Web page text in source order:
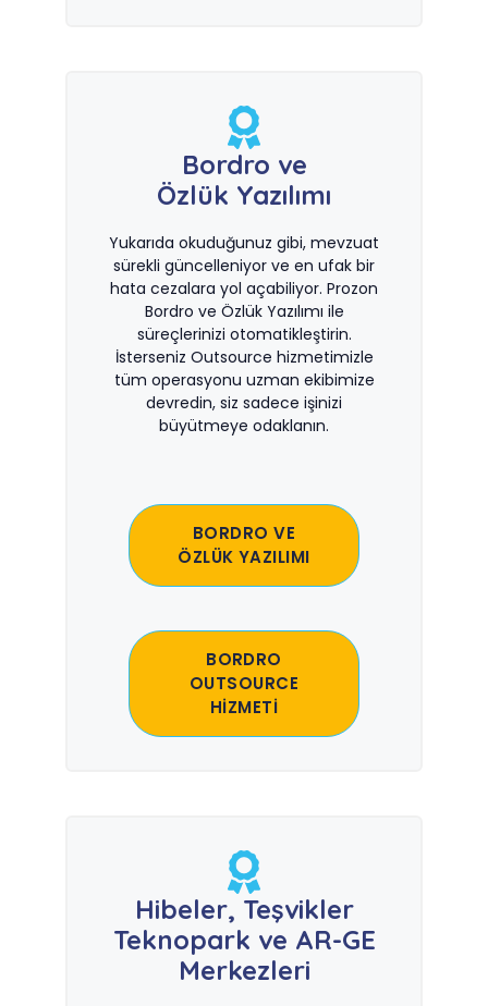
Bordro ve
Özlük Yazılımı
Yukarıda okuduğunuz gibi, mevzuat
sürekli güncelleniyor ve en ufak bir
hata cezalara yol açabiliyor. Prozon
Bordro ve Özlük Yazılımı ile
süreçlerinizi otomatikleştirin.
İsterseniz Outsource hizmetimizle
tüm operasyonu uzman ekibimize
devredin, siz sadece işinizi
büyütmeye odaklanın.
BORDRO VE
ÖZLÜK YAZILIMI
BORDRO
OUTSOURCE
HİZMETİ
Hibeler, Teşvikler
Teknopark ve AR-GE
Merkezleri